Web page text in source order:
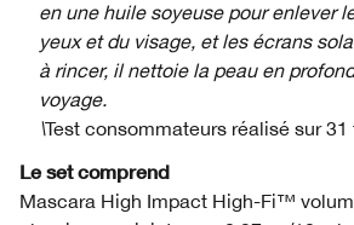
en une huile soyeuse pour enlever
yeux et du visage, et les écrans
à rincer, il nettoie la peau en
voyage.
\Test consommateurs réalisé sur
Le set comprend
Mascara High Impact High-Fi™